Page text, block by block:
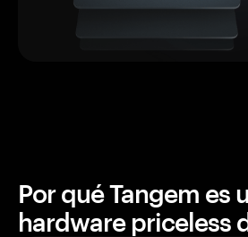
Por qué Tangem es
hardware priceless